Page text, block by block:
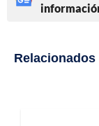
Relacionados